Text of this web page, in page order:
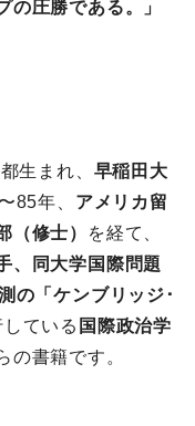
の圧勝である。」
生まれ、 早稲田大
85年、 アメリカ留
（修士）
を経て、
、同大学国際問題
の「ケンブリッジ･
ている 国際政治学
の書籍です。